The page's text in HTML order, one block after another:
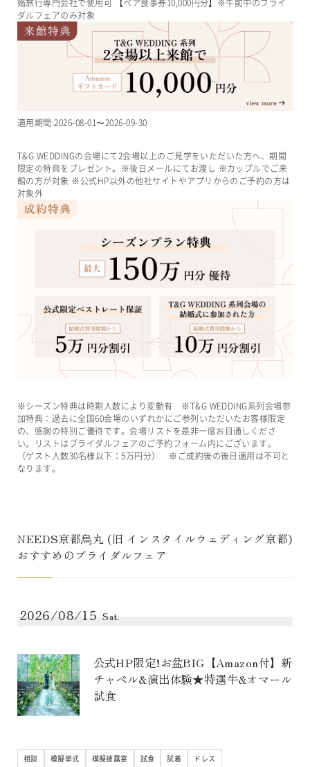
婚旅行専門会社で使用可 【ペア食事券10,000円分】※午前中のブライ
ダルフェアのみ対象
適用期間:2026-08-01〜2026-09-30
T&G WEDDINGの会場にて2会場以上のご見学をいただいた方へ、期間
限定の特典をプレゼント。※後日メールにてお渡し ※カップルでご来
館の方が対象 ※公式HP以外の他社サイトやアプリからのご予約の方は
対象外
※シーズン特典は時期人数により変動有 ※T&G WEDDING系列会場参
加特典：過去に全国60会場のいずれかにご参列いただいたお客様限定
の、感謝の特別ご優待です。会場リストを是非一度お目通しくださ
い。リストはブライダルフェアのご予約フォーム内にございます。
（ゲスト人数30名様以下：5万円分） ※ご成約後の後日適用は不可と
なります。
NEEDS京都烏丸 (旧 インスタイルウェディング京都)
おすすめのブライダルフェア
2026/08/15 Sat.
公式HP限定!お盆BIG【Amazon付】新
チャペル&演出体験★特選牛&オマール
試食
相談 模擬挙式 模擬披露宴 試食 試着
ドレス